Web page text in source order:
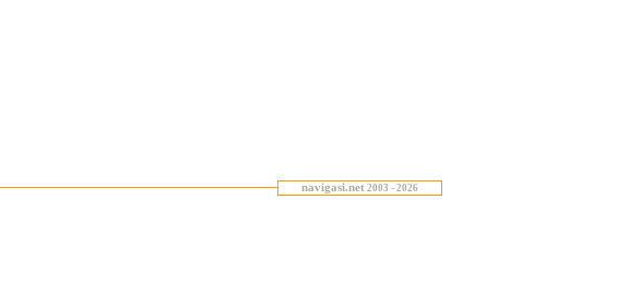
navigasi.net 2003 - 2026